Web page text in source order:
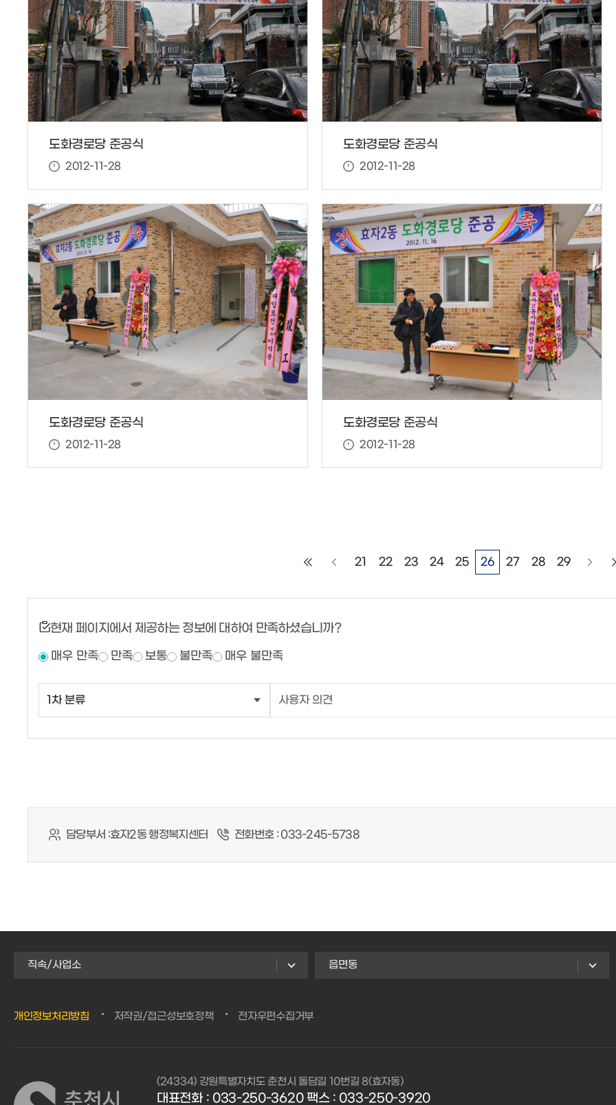
도화경로당 준공식
2012-11-28
도화경로당 준공식
2012-11-28
도화경로당 준공식
2012-11-28
도화경로당 준공식
2012-11-28
21 22 23 24 25 26 27 28 29
현재 페이지에서 제공하는 정보에 대하여 만족하셨습니까?
매우 만족 만족 보통 불만족 매우 불만족
담당부서 :효자2동 행정복지센터 전화번호 :033-245-5738
직속/사업소 읍면동
개인정보처리방침 저작권/접근성보호정책 전자우편수집거부
(24334) 강원특별자치도 춘천시 돌담길 10번길 8(효자동)
대표전화 : 033-250-3620 팩스 : 033-250-3920